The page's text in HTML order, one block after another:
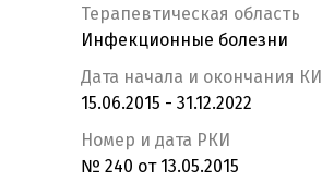
Терапевтическая область
Инфекционные болезни
Дата начала и окончания КИ
15.06.2015 - 31.12.2022
Номер и дата РКИ
№ 240 от 13.05.2015